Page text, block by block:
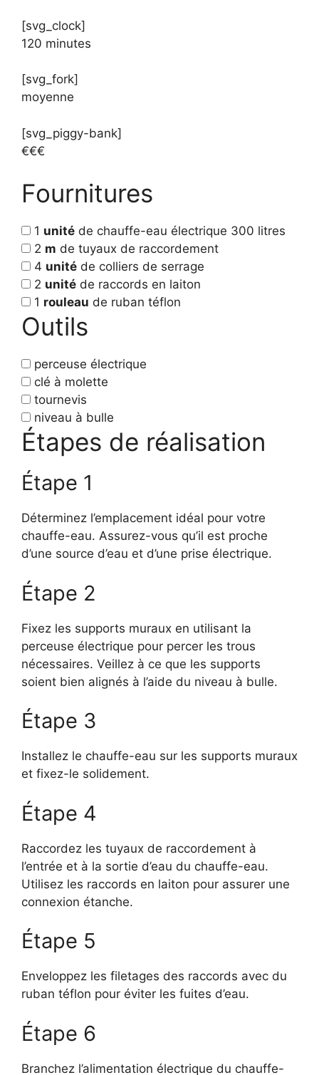
[svg_clock]
120 minutes
[svg_fork]
moyenne
[svg_piggy-bank]
€€€
Fournitures
1 unité de chauffe-eau électrique 300 litres
2 m de tuyaux de raccordement
4 unité de colliers de serrage
2 unité de raccords en laiton
1 rouleau de ruban téflon
Outils
perceuse électrique
clé à molette
tournevis
niveau à bulle
Étapes de réalisation
Étape 1
Déterminez l’emplacement idéal pour votre
chauffe-eau. Assurez-vous qu’il est proche
d’une source d’eau et d’une prise électrique.
Étape 2
Fixez les supports muraux en utilisant la
perceuse électrique pour percer les trous
nécessaires. Veillez à ce que les supports
soient bien alignés à l’aide du niveau à bulle.
Étape 3
Installez le chauffe-eau sur les supports muraux
et fixez-le solidement.
Étape 4
Raccordez les tuyaux de raccordement à
l’entrée et à la sortie d’eau du chauffe-eau.
Utilisez les raccords en laiton pour assurer une
connexion étanche.
Étape 5
Enveloppez les filetages des raccords avec du
ruban téflon pour éviter les fuites d’eau.
Étape 6
Branchez l’alimentation électrique du chauffe-